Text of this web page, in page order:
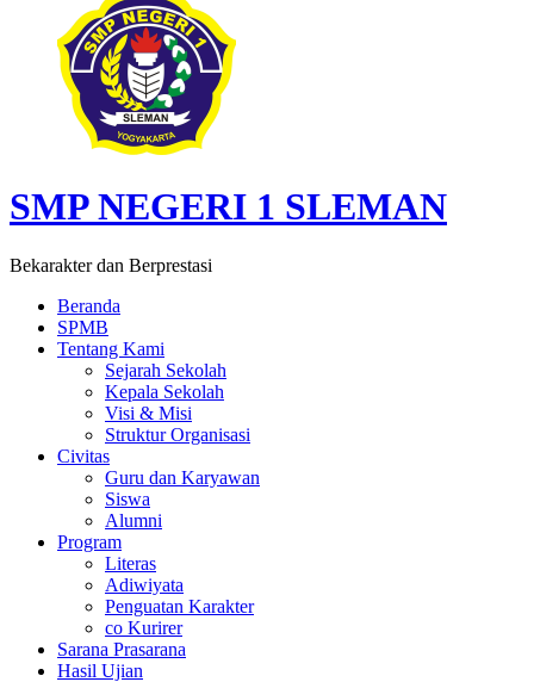
SMP NEGERI 1 SLEMAN
Bekarakter dan Berprestasi
Beranda
SPMB
Tentang Kami
Sejarah Sekolah
Kepala Sekolah
Visi & Misi
Struktur Organisasi
Civitas
Guru dan Karyawan
Siswa
Alumni
Program
Literas
Adiwiyata
Penguatan Karakter
co Kurirer
Sarana Prasarana
Hasil Ujian